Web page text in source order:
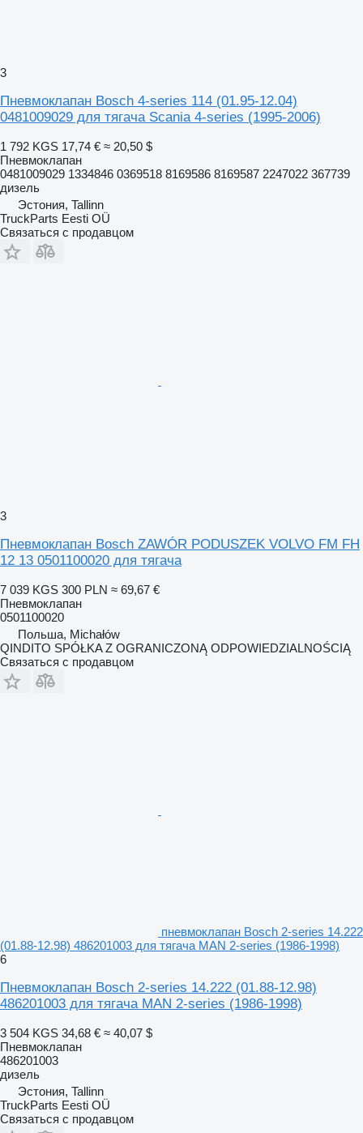
3
Пневмоклапан Bosch 4-series 114 (01.95-12.04)
0481009029 для тягача Scania 4-series (1995-2006)
1 792 KGS 17,74 € ≈ 20,50 $
Пневмоклапан
0481009029 1334846 0369518 8169586 8169587 2247022 367739
дизель
Эстония, Tallinn
TruckParts Eesti OÜ
Связаться с продавцом
3
Пневмоклапан Bosch ZAWÓR PODUSZEK VOLVO FM FH
12 13 0501100020 для тягача
7 039 KGS 300 PLN ≈ 69,67 €
Пневмоклапан
0501100020
Польша, Michałów
QINDITO SPÓŁKA Z OGRANICZONĄ ODPOWIEDZIALNOŚCIĄ
Связаться с продавцом
пневмоклапан Bosch 2-series 14.222
(01.88-12.98) 486201003 для тягача MAN 2-series (1986-1998)
6
Пневмоклапан Bosch 2-series 14.222 (01.88-12.98)
486201003 для тягача MAN 2-series (1986-1998)
3 504 KGS 34,68 € ≈ 40,07 $
Пневмоклапан
486201003
дизель
Эстония, Tallinn
TruckParts Eesti OÜ
Связаться с продавцом